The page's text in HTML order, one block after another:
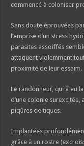
commencé à coloniser
Sans doute éprouvées
l’emprise d’un stress
parasites assoiffés
attaquent violemment
proximité de leur essaim.
Le randonneur, qui a eu
d’une colonie surexcitée,
piqûres de tiques.
Implantées
grâce à un rostre